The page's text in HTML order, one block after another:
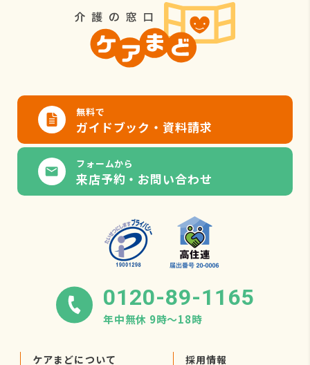
無料で
ガイドブック・資料請求
フォームから
来店予約・お問い合わせ
0120-89-1165
年中無休 9時〜18時
ケアまどについて 採用情報